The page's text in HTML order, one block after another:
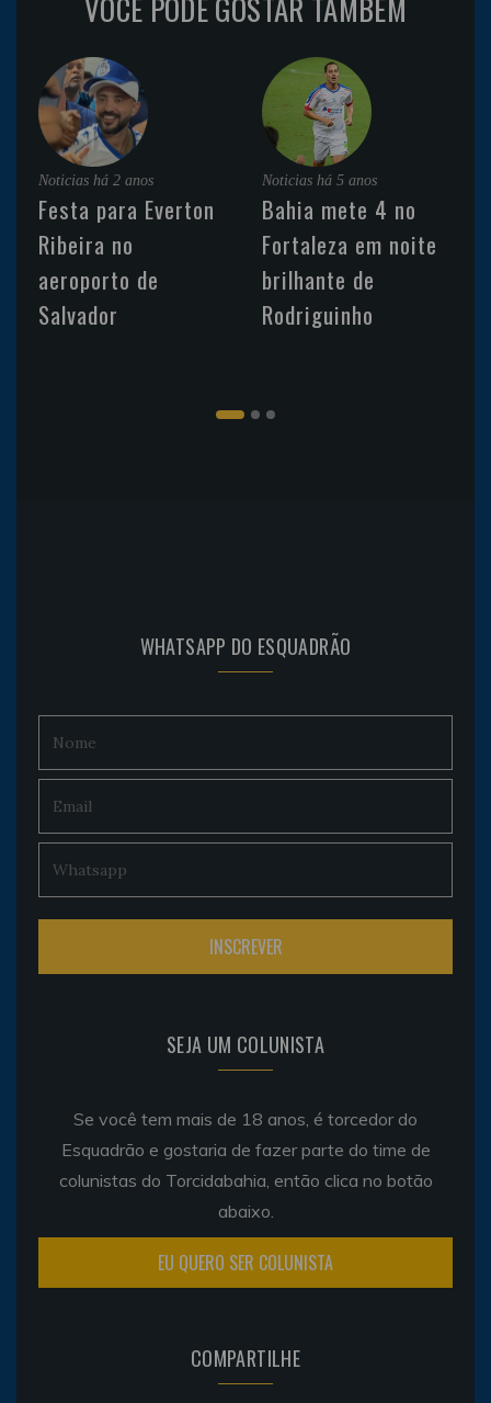
VOCÊ PODE GOSTAR TAMBÉM
Noticias há 2 anos
Festa para Everton
Ribeira no
aeroporto de
Salvador
Noticias há 5 anos
Bahia mete 4 no
Fortaleza em noite
brilhante de
Rodriguinho
WHATSAPP DO ESQUADRÃO
SEJA UM COLUNISTA
Se você tem mais de 18 anos, é torcedor do
Esquadrão e gostaria de fazer parte do time de
colunistas do Torcidabahia, então clica no botão
abaixo.
EU QUERO SER COLUNISTA
COMPARTILHE